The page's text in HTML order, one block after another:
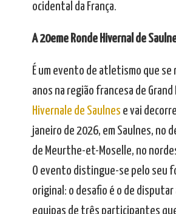
ocidental da França.
A 20eme Ronde Hivernal de
É um evento de atletismo que se
anos na região francesa de Grand
Hivernale de Saulnes e vai
janeiro de 2026, em Saulnes, no
de Meurthe-et-Moselle, no
O evento distingue-se pelo seu
original: o desafio é o de disputar
equipas de três participantes